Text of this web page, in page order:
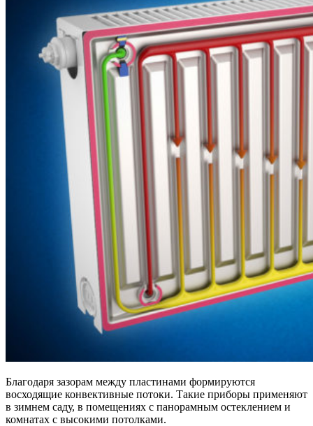
Благодаря зазорам между пластинами формируются
восходящие конвективные потоки. Такие приборы применяют
в зимнем саду, в помещениях с панорамным остеклением и
комнатах с высокими потолками.